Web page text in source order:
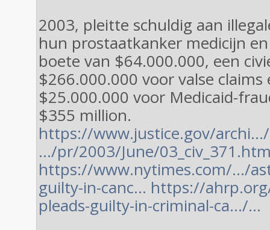
2003, pleitte schuldig aan
hun prostaatkanker medicijn
boete van $64.000.000, een
$266.000.000 voor valse
$25.000.000 voor Medicaid-
$355 million.
https://www.justice.gov/archi…/
…/pr/2003/June/
https://www.nytimes.com/…/
guilty-in-canc… https://
pleads-guilty-in-criminal-ca…/…